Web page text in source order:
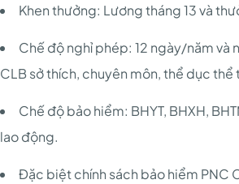
Khen thưởng: Lương tháng 13 và
Chế độ nghỉ phép: 12 ngày/năm
CLB sở thích, chuyên môn, thể dục thể
Chế độ bảo hiểm: BHYT, BHXH,
lao động.
Đặc biệt chính sách bảo hiểm PNC